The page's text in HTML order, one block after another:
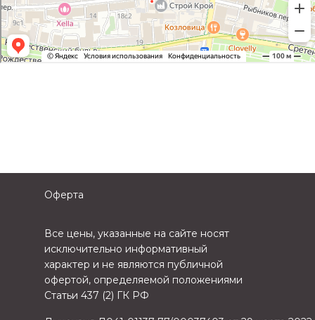
Все цены, указанные на сайте носят
исключительно информативный
характер и не являются публичной
офертой, определяемой положениями
Статьи 437 (2) ГК РФ
Оферта